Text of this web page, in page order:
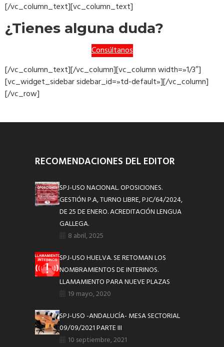
[/vc_column_text][vc_column_text]
¿Tienes alguna duda?
Consúltanos
[/vc_column_text][/vc_column][vc_column width=»1/3″]
[vc_widget_sidebar sidebar_id=»td-default»][/vc_column]
[/vc_row]
RECOMENDACIONES DEL EDITOR
SPJ-USO NACIONAL. OPOSICIONES.
GESTIÓN P.A, TURNO LIBRE, PJC/64/2024,
DE 25 DE ENERO. ACREDITACIÓN LENGUA
GALLEGA.
8 abril, 2025
SPJ-USO HUELVA. SE RETOMAN LOS
NOMBRAMIENTOS DE INTERINOS.
LLAMAMIENTO PARA NUEVE PLAZAS
19 mayo, 2020
SPJ-USO -ANDALUCÍA- MESA SECTORIAL
09/09/2021 PARTE III
10 septiembre, 2021